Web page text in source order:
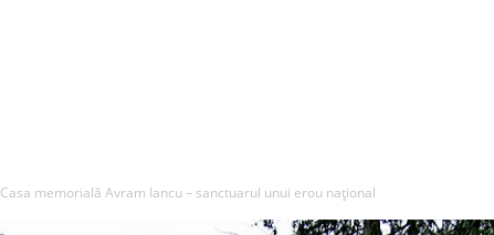
Casa memorială Avram Iancu – sanctuarul unui erou național